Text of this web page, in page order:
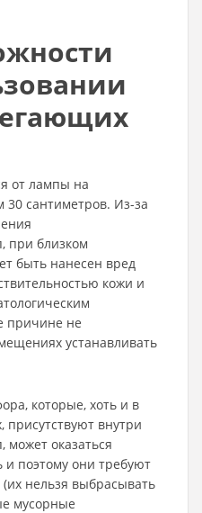
от лампы на
30 сантиметров. Из-за
при близком
быть нанесен вред
кожи и
причине не
устанавливать
которые, хоть и в
присутствуют внутри
оказаться
и поэтому они требуют
нельзя выбрасывать
мусорные